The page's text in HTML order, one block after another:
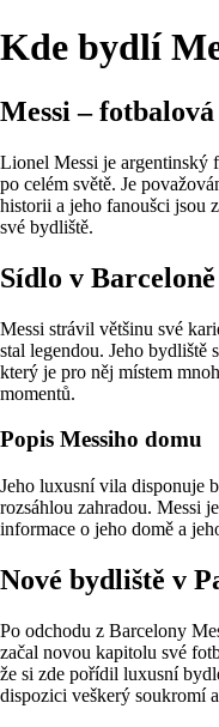
Kde bydlí
Messi – fotbalová
Lionel Messi je argentinský
po celém světě. Je
historii a jeho fanoušci jsou
své bydliště.
Sídlo v Barceloně
Messi strávil většinu své
stal legendou. Jeho bydliště
který je pro něj místem
momentů.
Popis Messiho domu
Jeho luxusní vila disponuje
rozsáhlou zahradou. Messi
informace o jeho domě a
Nové bydliště v
Po odchodu z Barcelony
začal novou kapitolu své
že si zde pořídil luxusní
dispozici veškerý soukromí